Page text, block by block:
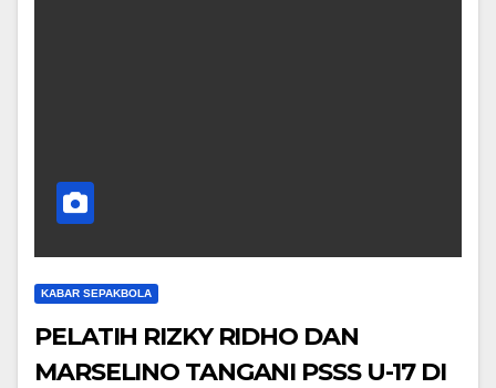
KABAR SEPAKBOLA
PELATIH RIZKY RIDHO DAN
MARSELINO TANGANI PSSS U-17 DI